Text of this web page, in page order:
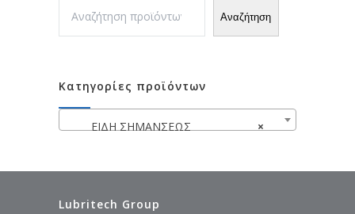
Αναζήτηση
Κατηγορίες προϊόντων
×
ΕΙΔΗ ΣΗΜΑΝΣΕΩΣ
Lubritech Group